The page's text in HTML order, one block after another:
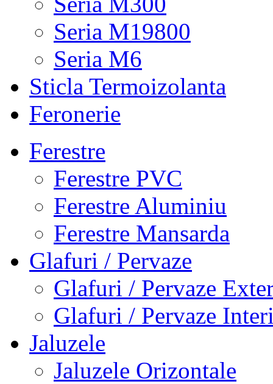
Seria M19800
Seria M6
Sticla Termoizolanta
Feronerie
Ferestre
Ferestre PVC
Ferestre Aluminiu
Ferestre Mansarda
Glafuri / Pervaze
Glafuri / Pervaze
Glafuri / Pervaze
Jaluzele
Jaluzele Orizontale